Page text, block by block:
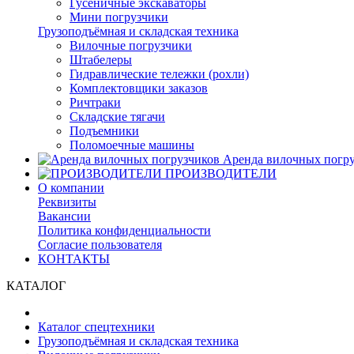
Гусеничные экскаваторы
Мини погрузчики
Грузоподъёмная и складская техника
Вилочные погрузчики
Штабелеры
Гидравлические тележки (рохли)
Комплектовщики заказов
Ричтраки
Складские тягачи
Подъемники
Поломоечные машины
Аренда вилочных
ПРОИЗВОДИТЕЛИ
О компании
Реквизиты
Вакансии
Политика конфиденциальности
Согласие пользователя
КОНТАКТЫ
КАТАЛОГ
Каталог спецтехники
Грузоподъёмная и складская техника